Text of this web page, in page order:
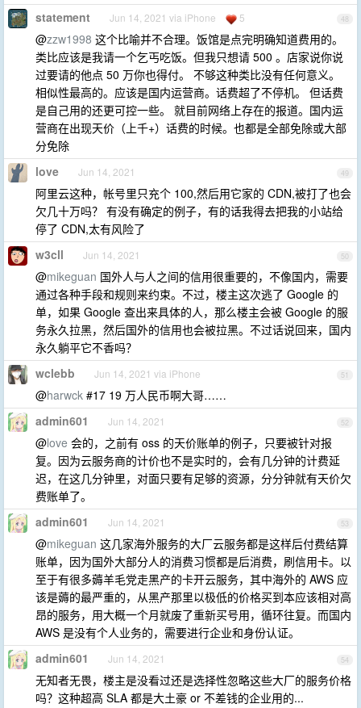
48
statement Jun 14, 2021 via iPhone 5
@zzw1998 这个比喻并不合理。饭馆是点完明确知道费用的。
类比应该是我请一个乞丐吃饭。但我只想请 500 。店家说你说
过要请的他点 50 万你也得付。 不够这种类比没有任何意义。
相似性最高的。应该是国内运营商。话费超了不停机。 但话费
是自己用的还更可控一些。 就目前网络上存在的报道。国内运
营商在出现天价（上千+）话费的时候。也都是全部免除或大部
分免除
49
love Jun 14, 2021
阿里云这种，帐号里只充个 100,然后用它家的 CDN,被打了也会
欠几十万吗？ 有没有确定的例子，有的话我得去把我的小站给
停了 CDN,太有风险了
50
w3cll Jun 14, 2021
@mikeguan 国外人与人之间的信用很重要的，不像国内，需要
通过各种手段和规则来约束。不过，楼主这次逃了 Google 的
单，如果 Google 查出来具体的人，那么楼主会被 Google 的服
务永久拉黑，然后国外的信用也会被拉黑。不过话说回来，国内
永久躺平它不香吗？
51
wclebb Jun 14, 2021 via iPhone
@harwck #17 19 万人民币啊大哥……
52
admin601 Jun 14, 2021
@love 会的，之前有 oss 的天价账单的例子，只要被针对报
复。因为云服务商的计价也不是实时的，会有几分钟的计费延
迟，在这几分钟里，对面只要有足够的资源，分分钟就有天价欠
费账单了。
53
admin601 Jun 14, 2021
@mikeguan 这几家海外服务的大厂云服务都是这样后付费结算
账单，因为国外大部分人的消费习惯都是后消费，刷信用卡。以
至于有很多薅羊毛党走黑产的卡开云服务，其中海外的 AWS 应
该是薅的最严重的，从黑产那里以极低的价格买到本应该相对高
昂的服务，用大概一个月就废了重新买号用，循环往复。而国内
AWS 是没有个人业务的，需要进行企业和身份认证。
54
admin601 Jun 14, 2021
无知者无畏，楼主是没看过还是选择性忽略这些大厂的服务价格
吗？这种超高 SLA 都是大土豪 or 不差钱的企业用的...